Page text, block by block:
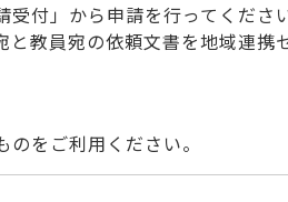
付」から申請を行ってください
教員宛の依頼文書を地域連携
をご利用ください。